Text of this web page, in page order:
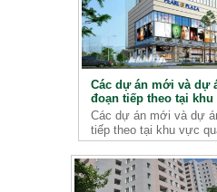
Các dự án mới và dự
đoạn tiếp theo tại
Các dự án mới và dự
tiếp theo tại khu vực